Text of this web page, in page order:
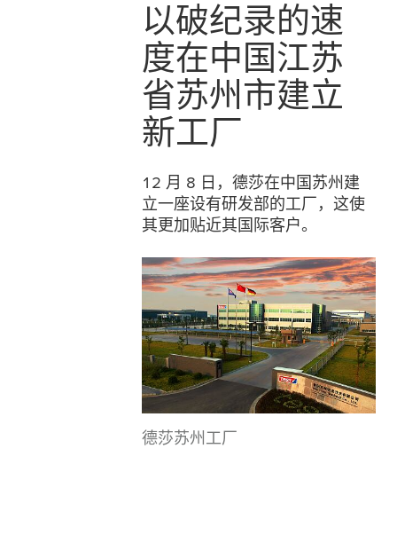
以破纪录的速
度在中国江苏
省苏州市建立
新工厂
12 月 8 日，德莎在中国苏州建
立一座设有研发部的工厂，这使
其更加贴近其国际客户。
德莎苏州工厂